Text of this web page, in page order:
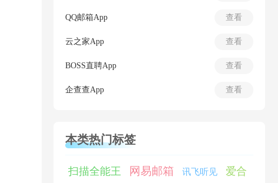
查看
QQ邮箱App
查看
云之家App
查看
BOSS直聘App
查看
企查查App
本类热门标签
扫描全能王 网易邮箱 讯飞听见
爱合